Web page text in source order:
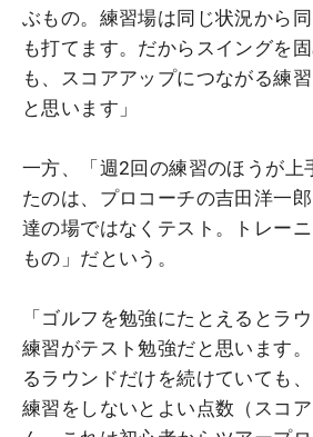
ぶもの。練習場は同じ状況から
も打てます。だからスイングを
も、スコアアップにつながる練
と思います」
一方、「週2回の練習のほうが上
たのは、プロコーチの吉田洋一
達の場ではなくテスト。トレー
もの」だという。
「ゴルフを勉強にたとえるとラ
練習がテスト勉強だと思います
るラウンドだけを続けていても
練習をしないとよい点数（スコ